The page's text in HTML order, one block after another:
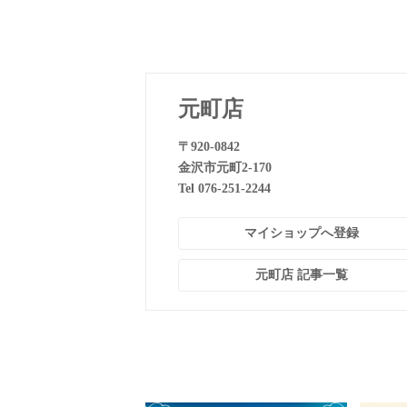
元町店
〒920-0842
金沢市元町2-170
Tel 076-251-2244
マイショップへ登録
元町店 記事一覧